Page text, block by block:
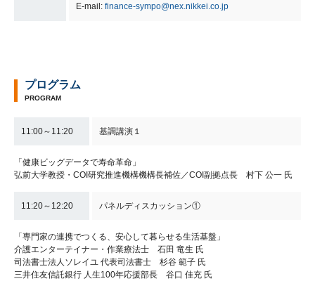
E-mail: finance-sympo@nex.nikkei.co.jp
プログラム
PROGRAM
11:00～11:20 基調講演１
「健康ビッグデータで寿命革命」
弘前大学教授・COI研究推進機構機構長補佐／COI副拠点長 村下 公一 氏
11:20～12:20 パネルディスカッション①
「専門家の連携でつくる、安心して暮らせる生活基盤」
介護エンターテイナー・作業療法士 石田 竜生 氏
司法書士法人ソレイユ 代表司法書士 杉谷 範子 氏
三井住友信託銀行 人生100年応援部長 谷口 佳充 氏